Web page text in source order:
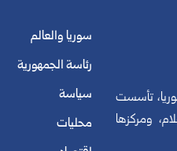
تأسست
الإعلام، ومركزها
سوريا والعالم
رئاسة الجمهورية
سياسة
محليات